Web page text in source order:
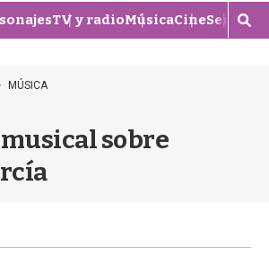
TV y radioMúsicaCineSeries
M
o
e
MÚSICA
sobre